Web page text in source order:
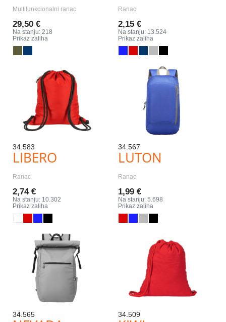
Multifunkcionalni ranac
29,50 €
Na stanju: 218
Prikaz zaliha
Ranac
2,15 €
Na stanju: 13.524
Prikaz zaliha
34.583
LIBERO
Ranac
2,74 €
Na stanju: 10.302
Prikaz zaliha
34.567
LUTON
Ranac
1,99 €
Na stanju: 5.698
Prikaz zaliha
34.565 34.509